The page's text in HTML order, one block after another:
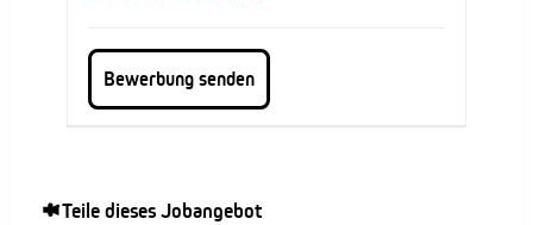
Teile dieses Jobangebot